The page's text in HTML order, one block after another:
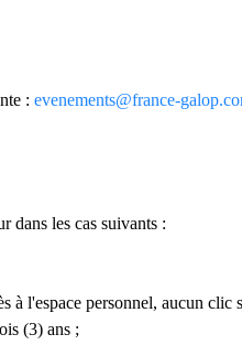
: evenements@france-
dans les cas suivants :
l'espace personnel, aucun
(3) ans ;